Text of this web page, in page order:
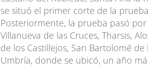
se situó el primer corte de la
Posteriormente, la prueba pasó por
Villanueva de las Cruces, Tharsis,
de los Castillejos, San Bartolomé de
Umbría, donde se ubicó, un año